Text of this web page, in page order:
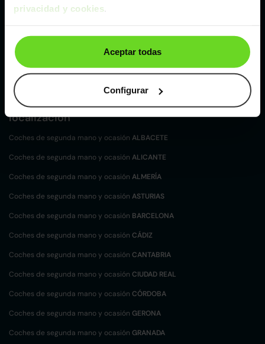
privacidad y cookies.
Aceptar todas
Configurar
Zaragoza
Ver Fiat Panda de segunda mano y ocasión
Fiat Panda de segunda mano y ocasión
Coches desegunda mano y ocasión por
localización
Coches de segunda mano y ocasión ALBACETE
Coches de segunda mano y ocasión ALICANTE
Coches de segunda mano y ocasión ALMERÍA
Coches de segunda mano y ocasión ASTURIAS
Coches de segunda mano y ocasión BARCELONA
Coches de segunda mano y ocasión CÁDIZ
Coches de segunda mano y ocasión CANTABRIA
Coches de segunda mano y ocasión CIUDAD REAL
Coches de segunda mano y ocasión CÓRDOBA
Coches de segunda mano y ocasión GERONA
Coches de segunda mano y ocasión GRANADA